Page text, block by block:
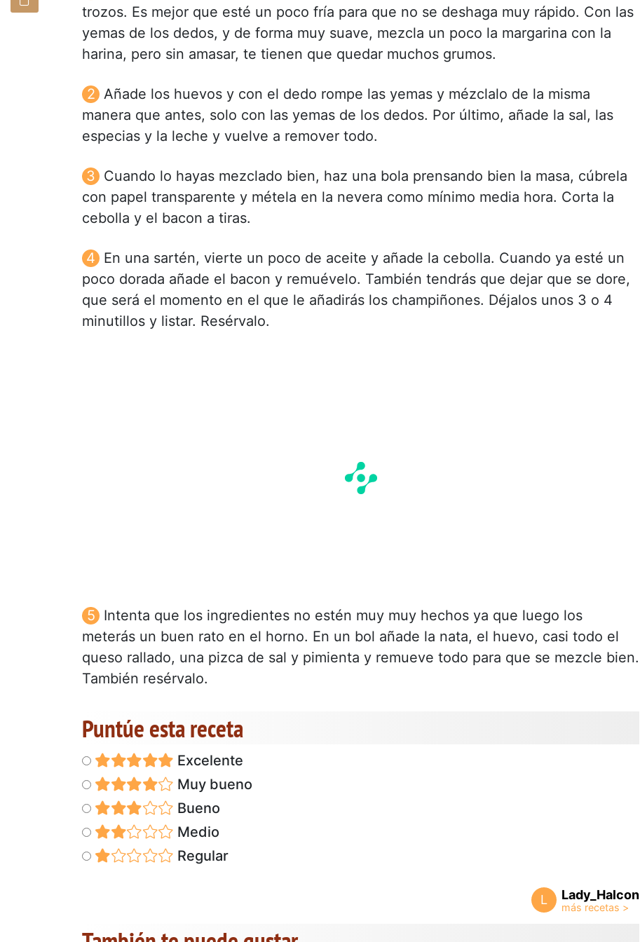
trozos. Es mejor que esté un poco fría para que no se deshaga muy rápido. Con las
yemas de los dedos, y de forma muy suave, mezcla un poco la margarina con la
harina, pero sin amasar, te tienen que quedar muchos grumos.
Añade los huevos y con el dedo rompe las yemas y mézclalo de la misma
manera que antes, solo con las yemas de los dedos. Por último, añade la sal, las
especias y la leche y vuelve a remover todo.
Cuando lo hayas mezclado bien, haz una bola prensando bien la masa, cúbrela
con papel transparente y métela en la nevera como mínimo media hora. Corta la
cebolla y el bacon a tiras.
En una sartén, vierte un poco de aceite y añade la cebolla. Cuando ya esté un
poco dorada añade el bacon y remuévelo. También tendrás que dejar que se dore,
que será el momento en el que le añadirás los champiñones. Déjalos unos 3 o 4
minutillos y listar. Resérvalo.
Intenta que los ingredientes no estén muy muy hechos ya que luego los
meterás un buen rato en el horno. En un bol añade la nata, el huevo, casi todo el
queso rallado, una pizca de sal y pimienta y remueve todo para que se mezcle bien.
También resérvalo.
Puntúe esta receta
Excelente
Muy bueno
Bueno
Medio
Regular
L Lady_Halcon